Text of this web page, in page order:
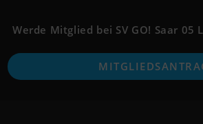
new
new
tab
Werde Mitglied bei SV GO! Saar 05